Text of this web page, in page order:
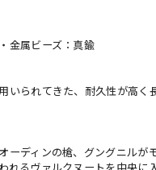
金属ビーズ：真鍮
いられてきた、耐久性が高く
ーディンの槍、グングニルが